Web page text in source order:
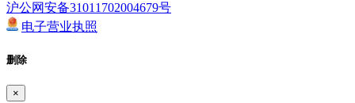
沪公网安备31011702004679号
电子营业执照
删除
×